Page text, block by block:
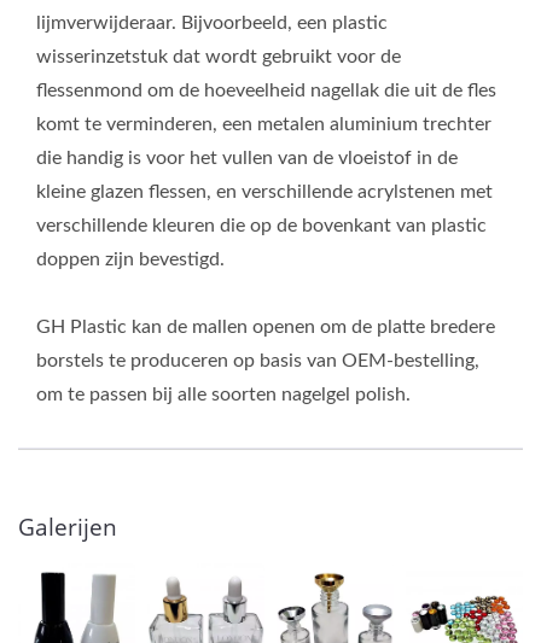
lijmverwijderaar. Bijvoorbeeld, een plastic
wisserinzetstuk dat wordt gebruikt voor de
flessenmond om de hoeveelheid nagellak die uit de fles
komt te verminderen, een metalen aluminium trechter
die handig is voor het vullen van de vloeistof in de
kleine glazen flessen, en verschillende acrylstenen met
verschillende kleuren die op de bovenkant van plastic
doppen zijn bevestigd.
GH Plastic kan de mallen openen om de platte bredere
borstels te produceren op basis van OEM-bestelling,
om te passen bij alle soorten nagelgel polish.
Galerijen